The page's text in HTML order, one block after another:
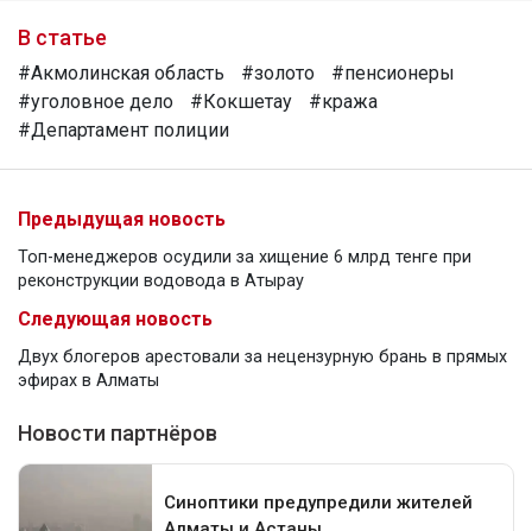
В статье
#Акмолинская область #золото
#пенсионеры
#уголовное дело
#Кокшетау
#кража
#Департамент полиции
Предыдущая новость
Топ-менеджеров осудили за хищение 6 млрд тенге при
реконструкции водовода в Атырау
Следующая новость
Двух блогеров арестовали за нецензурную брань в прямых
эфирах в Алматы